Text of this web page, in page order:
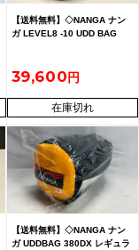
【送料無料】◇NANGA ナン
ガ LEVEL8 -10 UDD BAG
39,600
在庫切れ
【送料無料】◇NANGA ナン
ガ UDDBAG 380DX レギュラ